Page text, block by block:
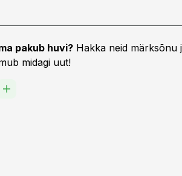
pakub huvi? Hakka neid märksõnu
midagi uut!